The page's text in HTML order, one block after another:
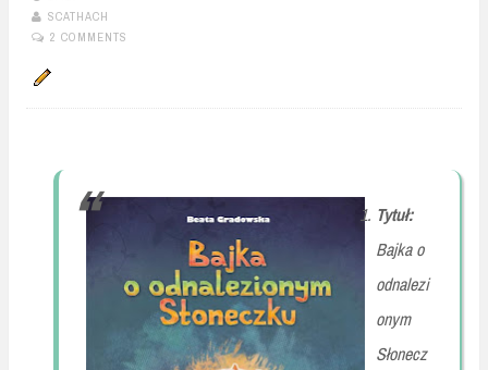
SCATHACH
2 COMMENTS
Tytuł:
Bajka o
odnalezi
onym
Słonecz